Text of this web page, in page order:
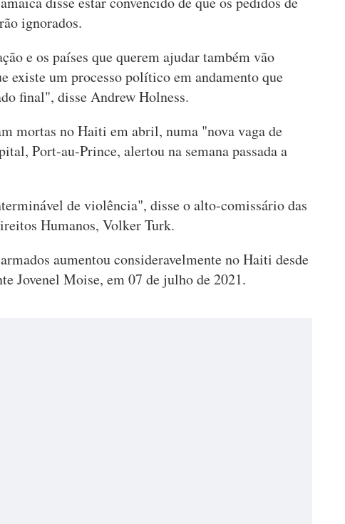
ignorados.
e os países que querem ajudar também vão
existe um processo político em andamento que
final", disse Andrew Holness.
mortas no Haiti em abril, numa "nova vaga de
Port-au-Prince, alertou na semana passada a
de violência", disse o alto-comissário das
Humanos, Volker Turk.
aumentou consideravelmente no Haiti desde
Jovenel Moise, em 07 de julho de 2021.